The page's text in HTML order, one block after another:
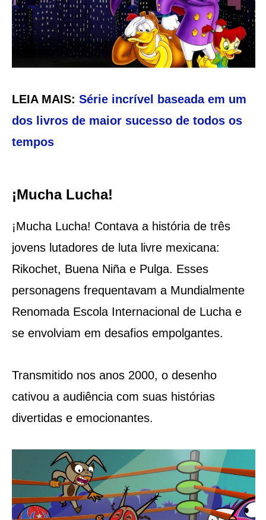
LEIA MAIS: Série incrível baseada em um
dos livros de maior sucesso de todos os
tempos
¡Mucha Lucha!
¡Mucha Lucha! Contava a história de três
jovens lutadores de luta livre mexicana:
Rikochet, Buena Niña e Pulga. Esses
personagens frequentavam a Mundialmente
Renomada Escola Internacional de Lucha e
se envolviam em desafios empolgantes.
Transmitido nos anos 2000, o desenho
cativou a audiência com suas histórias
divertidas e emocionantes.